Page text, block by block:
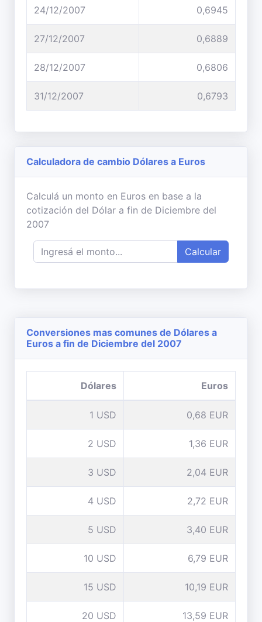
24/12/2007 0,6945
27/12/2007 0,6889
28/12/2007 0,6806
31/12/2007 0,6793
Calculadora de cambio Dólares a Euros
Calculá un monto en Euros en base a la
cotización del Dólar a fin de Diciembre del
2007
Calcular
Conversiones mas comunes de Dólares a
Euros a fin de Diciembre del 2007
Dólares Euros
1 USD 0,68 EUR
2 USD 1,36 EUR
3 USD 2,04 EUR
4 USD 2,72 EUR
5 USD 3,40 EUR
10 USD 6,79 EUR
15 USD 10,19 EUR
20 USD 13,59 EUR